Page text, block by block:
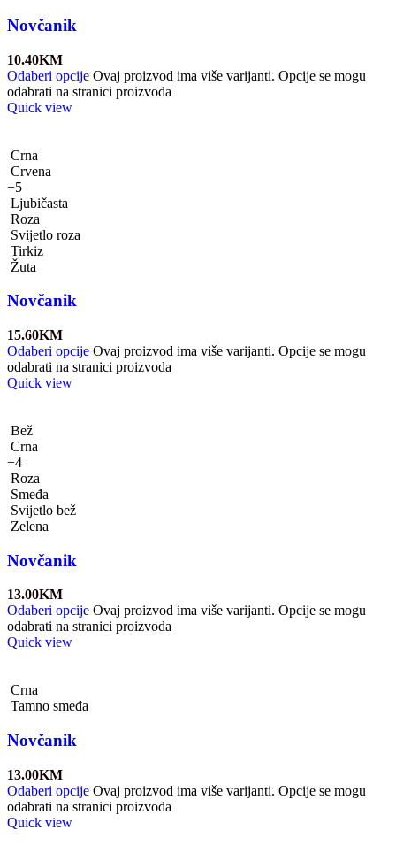
Novčanik
10.40KM
Odaberi opcije Ovaj proizvod ima više varijanti. Opcije se mogu
odabrati na stranici proizvoda
Quick view
Crna
Crvena
+5
Ljubičasta
Roza
Svijetlo roza
Tirkiz
Žuta
Novčanik
15.60KM
Odaberi opcije Ovaj proizvod ima više varijanti. Opcije se mogu
odabrati na stranici proizvoda
Quick view
Bež
Crna
+4
Roza
Smeđa
Svijetlo bež
Zelena
Novčanik
13.00KM
Odaberi opcije Ovaj proizvod ima više varijanti. Opcije se mogu
odabrati na stranici proizvoda
Quick view
Crna
Tamno smeđa
Novčanik
13.00KM
Odaberi opcije Ovaj proizvod ima više varijanti. Opcije se mogu
odabrati na stranici proizvoda
Quick view